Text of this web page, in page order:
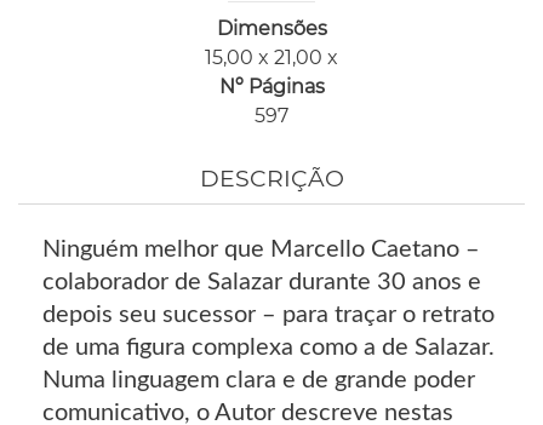
Dimensões
15,00 x 21,00 x
Nº Páginas
597
DESCRIÇÃO
Ninguém melhor que Marcello Caetano –
colaborador de Salazar durante 30 anos e
depois seu sucessor – para traçar o retrato
de uma figura complexa como a de Salazar.
Numa linguagem clara e de grande poder
comunicativo, o Autor descreve nestas